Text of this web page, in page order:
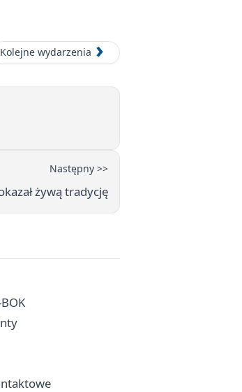
Kolejne wydarzenia
Następny >>
żywą tradycję